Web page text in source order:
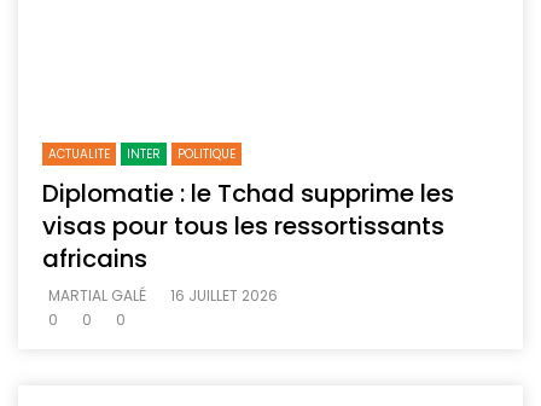
ACTUALITE INTER POLITIQUE
Diplomatie : le Tchad supprime les
visas pour tous les ressortissants
africains
MARTIAL GALÉ
16 JUILLET 2026
0
0 0